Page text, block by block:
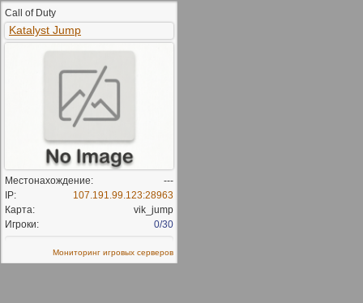
Call of Duty
Katalyst Jump
Местонахождение:
---
IP:
107.191.99.123:28963
Карта:
vik_jump
Игроки:
0/30
Мониторинг игровых серверов